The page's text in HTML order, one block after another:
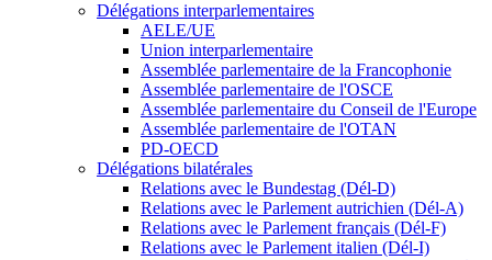
Délégations interparlementaires
AELE/UE
Union interparlementaire
Assemblée parlementaire de la Francophonie
Assemblée parlementaire de l'OSCE
Assemblée parlementaire du Conseil de l'Europe
Assemblée parlementaire de l'OTAN
PD-OECD
Délégations bilatérales
Relations avec le Bundestag (Dél-D)
Relations avec le Parlement autrichien (Dél-A)
Relations avec le Parlement français (Dél-F)
Relations avec le Parlement italien (Dél-I)